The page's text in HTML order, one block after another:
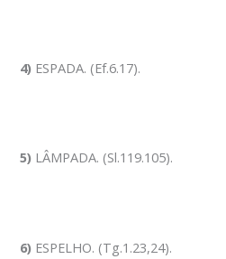
4)ESPADA. (Ef.6.17).
5)LÂMPADA. (Sl.119.105).
6)ESPELHO. (Tg.1.23,24).